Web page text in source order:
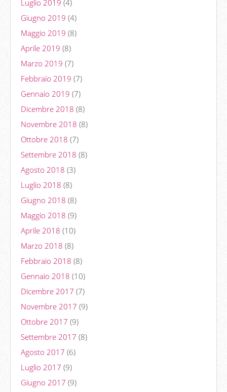
Luglio 2019 (4)
Giugno 2019 (4)
Maggio 2019 (8)
Aprile 2019 (8)
Marzo 2019 (7)
Febbraio 2019 (7)
Gennaio 2019 (7)
Dicembre 2018 (8)
Novembre 2018 (8)
Ottobre 2018 (7)
Settembre 2018 (8)
Agosto 2018 (3)
Luglio 2018 (8)
Giugno 2018 (8)
Maggio 2018 (9)
Aprile 2018 (10)
Marzo 2018 (8)
Febbraio 2018 (8)
Gennaio 2018 (10)
Dicembre 2017 (7)
Novembre 2017 (9)
Ottobre 2017 (9)
Settembre 2017 (8)
Agosto 2017 (6)
Luglio 2017 (9)
Giugno 2017 (9)